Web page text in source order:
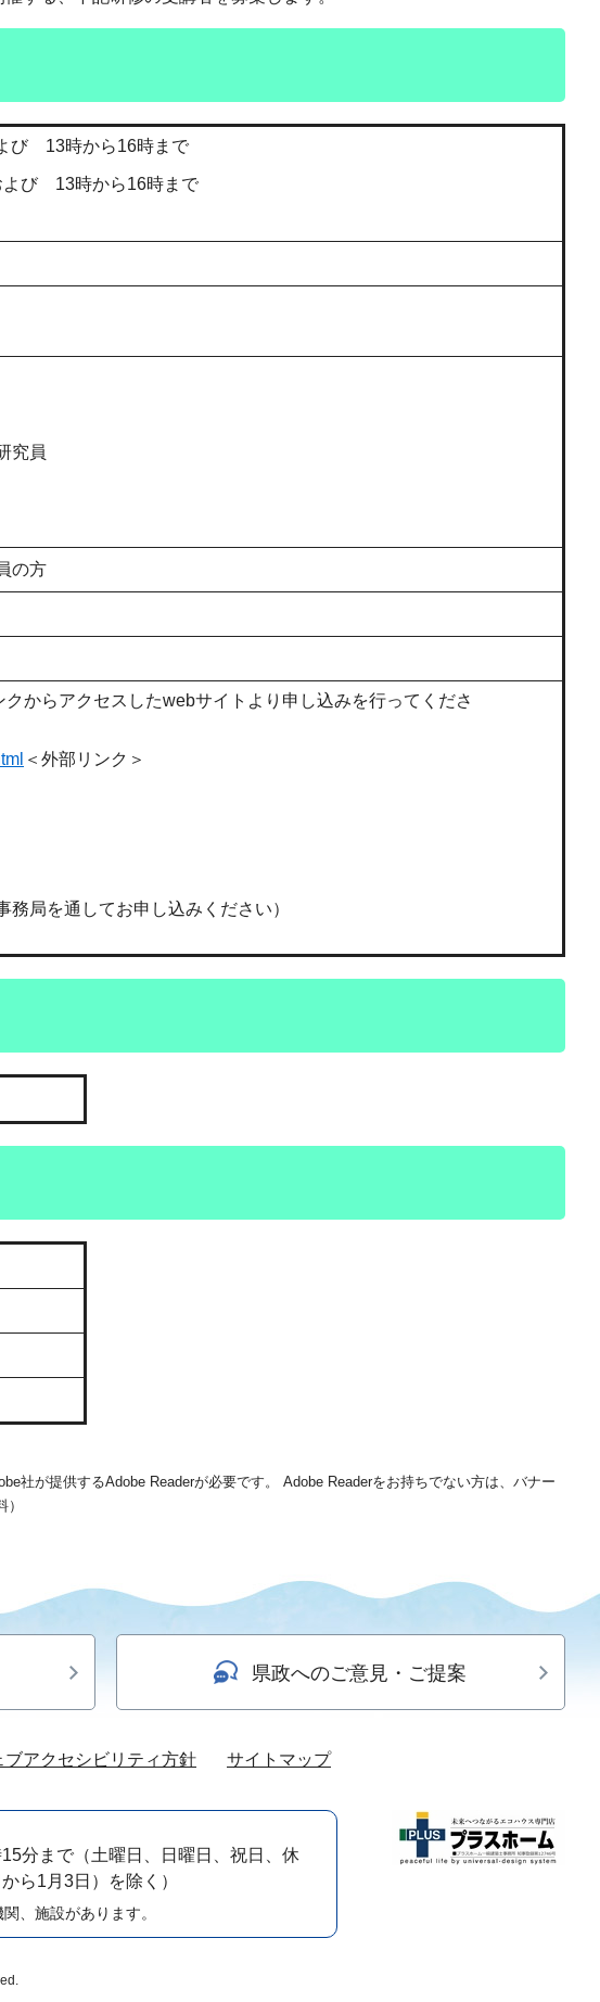
び 13時から16時まで
び 13時から16時まで
究員
の方
からアクセスしたwebサイトより申し込みを行ってくださ
＜外部リンク＞
務局を通してお申し込みください）
社が提供するAdobe Readerが必要です。
Adobe Readerをお持ちでない方は、バナー
県政へのご意見・ご提案
ブアクセシビリティ方針 サイトマップ
分まで （土曜日、日曜日、祝日、休
ら1月3日）を除く）
、施設があります。